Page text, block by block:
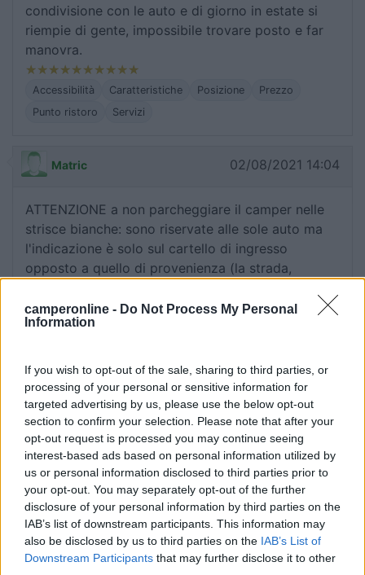
camperonline - Do Not Process My Personal
Information
If you wish to opt-out of the sale, sharing to third parties, or
processing of your personal or sensitive information for
targeted advertising by us, please use the below opt-out
section to confirm your selection. Please note that after your
opt-out request is processed you may continue seeing
interest-based ads based on personal information utilized by
us or personal information disclosed to third parties prior to
your opt-out. You may separately opt-out of the further
disclosure of your personal information by third parties on the
IAB’s list of downstream participants. This information may
also be disclosed by us to third parties on the IAB’s List of
Downstream Participants that may further disclose it to other
condivisione con le auto e di giorno in estate si
riempie di gente, impossibile trovare posto e far
manovra.
Accessibilità Caratteristiche Posizione
Prezzo
Punto ristoro
Servizi
Matric 02/08/2021 14:04
ATTENZIONE a non parcheggiare il camper nelle
strisce bianche: sono riservate alle sole auto ma
l'indicazione è solo sul cartello di ingresso
opposto a quello di provenienza (la strada,
sicura (e si capisce come fa il Comune di questa
località a ingrassare la cassa). Peccato, un altro
parcheggio regolare, senza alcun servizio, ha un
costo di 20 € per la giornata (l'area di sosta non
lontana ne costa 25 € al giorno...).
Accessibilità Accoglienza Gestione Prezzo
bici camper 17/07/2021 9:31
Ora si paga dalle 4:00 alle 23:00: 3 €/h o 20
€/giorno.